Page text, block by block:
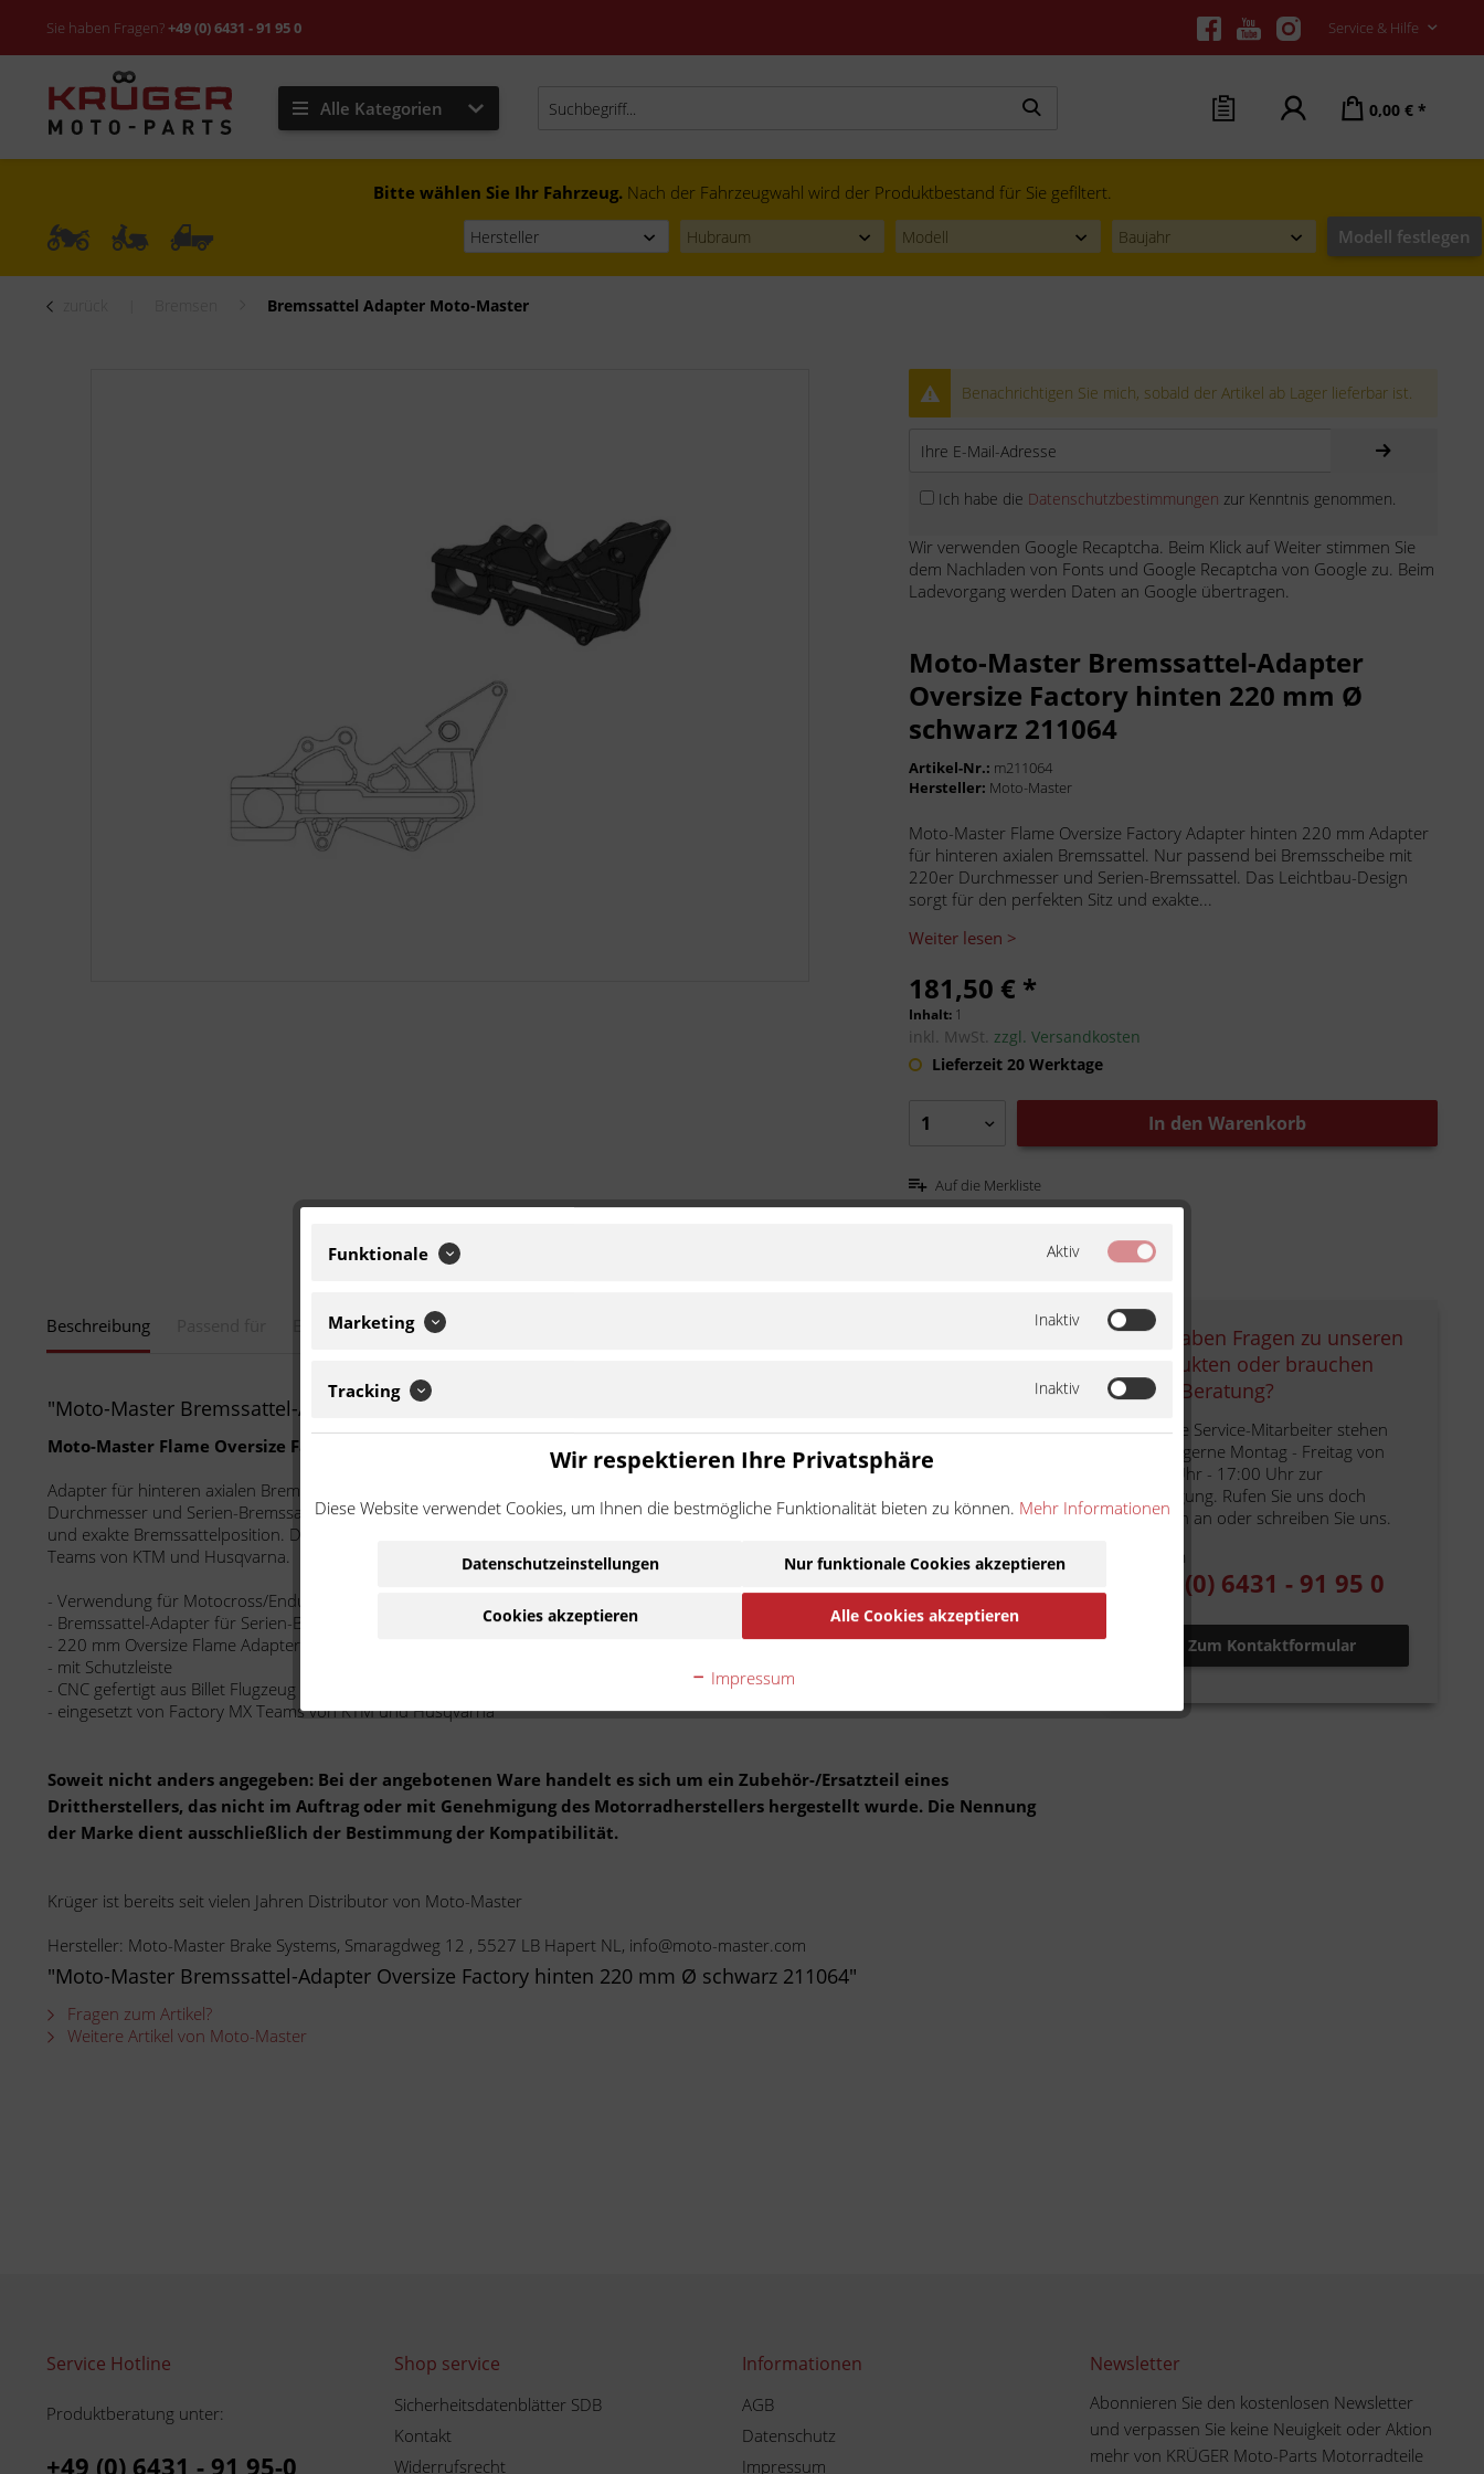
Sie haben Fragen?+49 (0) 6431 - 91 95 0 Service & Hilfe
Alle Kategorien 0,00 € *
Bitte wählen Sie Ihr Fahrzeug. Nach der Fahrzeugwahl wird der Produktbestand für Sie gefiltert.
Modell festlegen
Bremssattel Adapter Moto-Master
Benachrichtigen Sie mich, sobald der Artikel ab Lager lieferbar ist.
Ich habe die Datenschutzbestimmungen zur Kenntnis genommen.
Wir verwenden Google Recaptcha. Beim Klick auf Weiter stimmen Sie
dem Nachladen von Fonts und Google Recaptcha von Google zu. Beim
Ladevorgang werden Daten an Google übertragen.
Moto-Master Bremssattel-Adapter
Oversize Factory hinten 220 mm Ø
schwarz 211064
Artikel-Nr.: m211064
Hersteller: Moto-Master
Moto-Master Flame Oversize Factory Adapter hinten 220 mm Adapter
für hinteren axialen Bremssattel. Nur passend bei Bremsscheibe mit
220er Durchmesser und Serien-Bremssattel. Das Leichtbau-Design
sorgt für den perfekten Sitz und exakte...
Weiter lesen >
181,50 € *
Inhalt: 1
inkl. MwSt.zzgl. Versandkosten
Lieferzeit 20 Werktage
In den Warenkorb
Auf die Merkliste
Beschreibung Eigenschaften
"Moto-Master Bremssattel-Adapter Oversize Factory hinten 220 mm Ø schwarz 211064"
Moto-Master Flame Oversize Factory Adapter hinten 220 mm
Adapter für hinteren axialen Bremssattel. Nur passend bei Bremsscheibe mit 220er
Durchmesser und Serien-Bremssattel. Das Leichtbau-Design sorgt für den perfekten Sitz
und exakte Bremssattelposition. Dieser Adapter wird u.a. verwendent von den Factory MX
Teams von KTM und Husqvarna.
- Verwendung für Motocross/Enduro
- Bremssattel-Adapter für Serien-Bremssattel
- 220 mm Oversize Flame Adapter hinten
- mit Schutzleiste
- CNC gefertigt aus Billet Flugzeug Aluminium
- eingesetzt von Factory MX Teams von KTM und Husqvarna
Soweit nicht anders angegeben: Bei der angebotenen Ware handelt es sich um ein Zubehör-/Ersatzteil eines
Drittherstellers, das nicht im Auftrag oder mit Genehmigung des Motorradherstellers hergestellt wurde. Die Nennung
der Marke dient ausschließlich der Bestimmung der Kompatibilität.
Krüger ist bereits seit vielen Jahren Distributor von Moto-Master
Hersteller: Moto-Master Brake Systems, Smaragdweg 12 , 5527 LB Hapert NL, info@moto-master.com
"Moto-Master Bremssattel-Adapter Oversize Factory hinten 220 mm Ø schwarz 211064"
Fragen zum Artikel?
Weitere Artikel von Moto-Master
Sie haben Fragen zu unseren
Produkten oder brauchen
eine Beratung?
Unsere Service-Mitarbeiter stehen
Ihnen gerne Montag - Freitag von
9:00 Uhr - 17:00 Uhr zur
Verfügung. Rufen Sie uns doch
einfach an oder schreiben Sie uns.
Telefon
+49 (0) 6431 - 91 95 0
Zum Kontaktformular
Service Hotline
Produktberatung unter:
+49 (0) 6431 - 91 95-0
Shop service
Sicherheitsdatenblätter SDB
Kontakt
Widerrufsrecht
Informationen
AGB
Datenschutz
Impressum
Newsletter
Abonnieren Sie den kostenlosen Newsletter
und verpassen Sie keine Neuigkeit oder Aktion
mehr von KRÜGER Moto-Parts Motorradteile
Funktionale Aktiv
Marketing Inaktiv
Tracking Inaktiv
Wir respektieren Ihre Privatsphäre
Diese Website verwendet Cookies, um Ihnen die bestmögliche Funktionalität bieten zu können. Mehr Informationen
Datenschutzeinstellungen Nur funktionale Cookies akzeptieren
Cookies akzeptieren Alle Cookies akzeptieren
Impressum